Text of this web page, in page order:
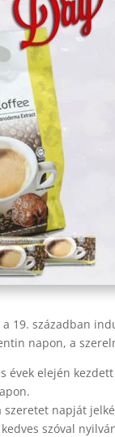
19. században
napon, a
évek elején
napját
szóval